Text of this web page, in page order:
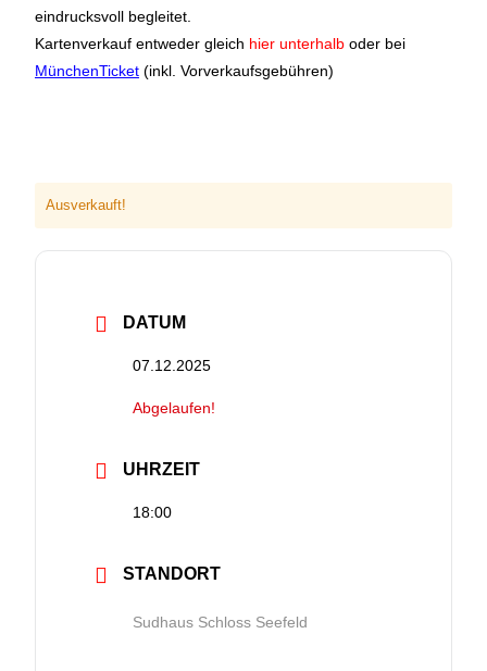
eindrucksvoll begleitet.
Kartenverkauf entweder gleich hier unterhalb oder bei
MünchenTicket (inkl. Vorverkaufsgebühren)
Ausverkauft!
DATUM
07.12.2025
Abgelaufen!
UHRZEIT
18:00
STANDORT
Sudhaus Schloss Seefeld